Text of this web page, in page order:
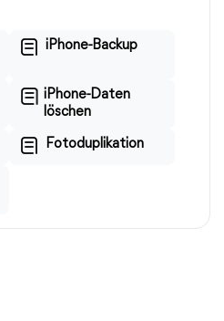
iPhone-Backup
iPhone-Daten
löschen
Fotoduplikation